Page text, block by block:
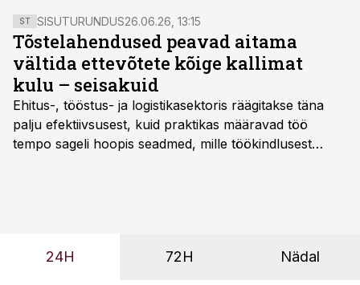
ST SISUTURUNDUS26.06.26, 13:15
Tõstelahendused peavad aitama
vältida ettevõtete kõige kallimat
kulu – seisakuid
Ehitus-, tööstus- ja logistikasektoris räägitakse täna
palju efektiivsusest, kuid praktikas määravad töö
tempo sageli hoopis seadmed, mille töökindlusest
24H 72H Nädal